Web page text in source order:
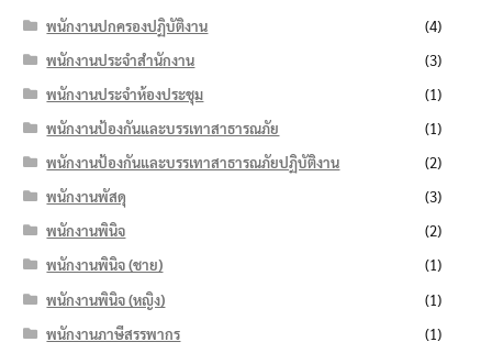
พนักงานปกครองปฏิบัติงาน
(4)
พนักงานประจำสำนักงาน
(3)
พนักงานประจำห้องประชุม
(1)
พนักงานป้องกันและบรรเทาสาธารณภัย
(1)
พนักงานป้องกันและบรรเทาสาธารณภัยปฏิบัติงาน
(2)
พนักงานพัสดุ
(3)
พนักงานพินิจ
(2)
พนักงานพินิจ (ชาย)
(1)
พนักงานพินิจ (หญิง)
(1)
พนักงานภาษีสรรพากร
(1)